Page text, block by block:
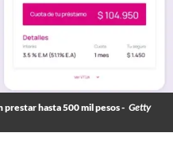
hasta 500 mil pesos - Getty